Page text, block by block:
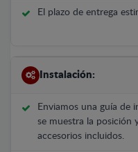
El plazo de entrega
Instalación:
Enviamos una guía de
se muestra la posición
accesorios incluidos.